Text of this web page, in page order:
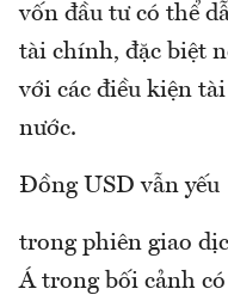
vốn đầu tư có thể
tài chính, đặc biệt
với các điều kiện
nước.
Đồng USD vẫn yếu
trong phiên giao
Á trong bối cảnh